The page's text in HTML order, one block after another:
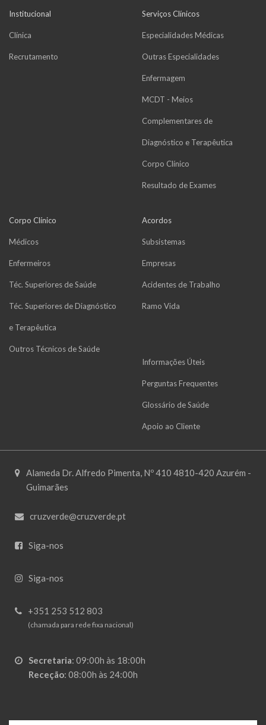
Institucional
Clínica
Recrutamento
Serviços Clínicos
Especialidades Médicas
Outras Especialidades
Enfermagem
MCDT - Meios
Complementares de
Diagnóstico e Terapêutica
Corpo Clínico
Resultado de Exames
Corpo Clínico
Médicos
Enfermeiros
Téc. Superiores de Saúde
Téc. Superiores de Diagnóstico
e Terapêutica
Outros Técnicos de Saúde
Acordos
Subsistemas
Empresas
Acidentes de Trabalho
Ramo Vida
Informações Úteis
Perguntas Frequentes
Glossário de Saúde
Apoio ao Cliente
Alameda Dr. Alfredo Pimenta, Nº 410 4810-420 Azurém -
Guimarães
cruzverde@cruzverde.pt
Siga-nos
Siga-nos
+351 253 512 803
(chamada para rede fixa nacional)
Secretaria: 09:00h às 18:00h
Receção: 08:00h às 24:00h